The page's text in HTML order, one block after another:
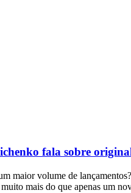
fala sobre
maior volume de
mais do que apenas um